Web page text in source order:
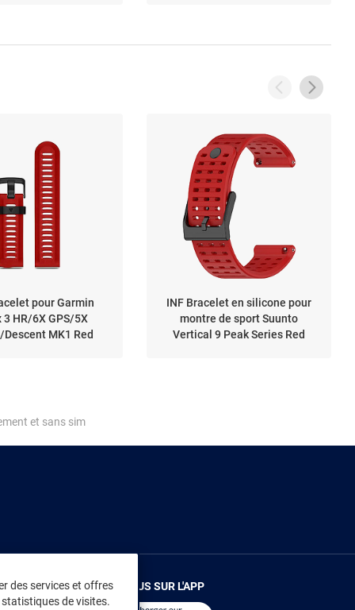
pour Garmin
3 HR/6X GPS/5X
Descent MK1 Red
INF Bracelet en silicone pour
montre de sport Suunto
Vertical 9 Peak Series Red
et sans sim
des services et offres
de visites.
RENDEZ-VOUS SUR L'APP